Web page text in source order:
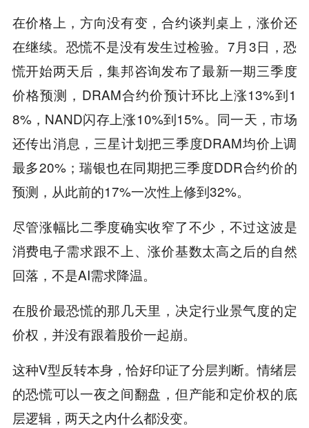
在价格上，方向没有变，合约谈判桌上，涨价还
在继续。恐慌不是没有发生过检验。7月3日，恐
慌开始两天后，集邦咨询发布了最新一期三季度
价格预测，DRAM合约价预计环比上涨13%到1
8%，NAND闪存上涨10%到15%。同一天，市场
还传出消息，三星计划把三季度DRAM均价上调
最多20%；瑞银也在同期把三季度DDR合约价的
预测，从此前的17%一次性上修到32%。
尽管涨幅比二季度确实收窄了不少，不过这波是
消费电子需求跟不上、涨价基数太高之后的自然
回落，不是AI需求降温。
在股价最恐慌的那几天里，决定行业景气度的定
价权，并没有跟着股价一起崩。
这种V型反转本身，恰好印证了分层判断。情绪层
的恐慌可以一夜之间翻盘，但产能和定价权的底
层逻辑，两天之内什么都没变。